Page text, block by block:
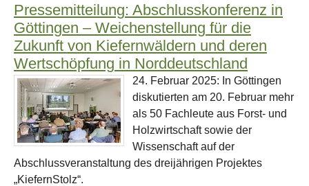
Pressemitteilung: Abschlusskonferenz in
Göttingen – Weichenstellung für die
Zukunft von Kiefernwäldern und deren
Wertschöpfung in Norddeutschland
24. Februar 2025: In Göttingen
diskutierten am 20. Februar mehr
als 50 Fachleute aus Forst- und
Holzwirtschaft sowie der
Wissenschaft auf der
Abschlussveranstaltung des dreijährigen Projektes
„KiefernStolz“.